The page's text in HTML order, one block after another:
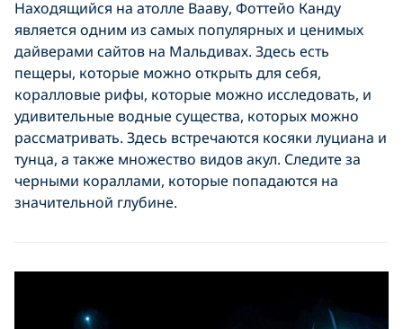
Находящийся на атолле Вааву, Фоттейо Канду
является одним из самых популярных и ценимых
дайверами сайтов на Мальдивах. Здесь есть
пещеры, которые можно открыть для себя,
коралловые рифы, которые можно исследовать, и
удивительные водные существа, которых можно
рассматривать. Здесь встречаются косяки луциана и
тунца, а также множество видов акул. Следите за
черными кораллами, которые попадаются на
значительной глубине.